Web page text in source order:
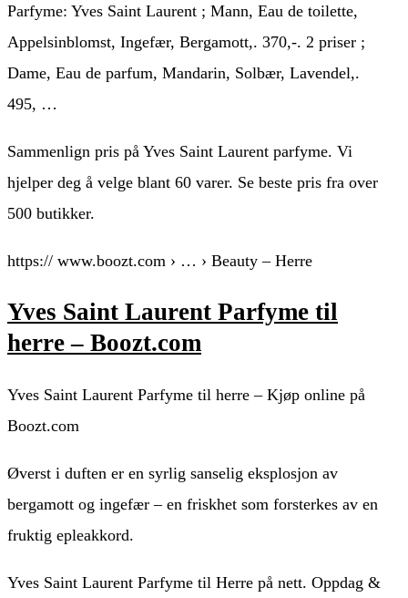
Parfyme: Yves Saint Laurent ; Mann, Eau de toilette,
Appelsinblomst, Ingefær, Bergamott,. 370,-. 2 priser ;
Dame, Eau de parfum, Mandarin, Solbær, Lavendel,.
495, …
Sammenlign pris på Yves Saint Laurent parfyme. Vi
hjelper deg å velge blant 60 varer. Se beste pris fra over
500 butikker.
https:// www.boozt.com › … › Beauty – Herre
Yves Saint Laurent Parfyme til
herre – Boozt.com
Yves Saint Laurent Parfyme til herre – Kjøp online på
Boozt.com
Øverst i duften er en syrlig sanselig eksplosjon av
bergamott og ingefær – en friskhet som forsterkes av en
fruktig epleakkord.
Yves Saint Laurent Parfyme til Herre på nett. Oppdag &